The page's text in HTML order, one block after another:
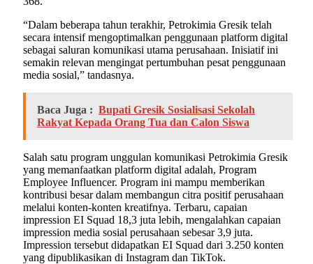
“Dalam beberapa tahun terakhir, Petrokimia Gresik telah
secara intensif mengoptimalkan penggunaan platform digital
sebagai saluran komunikasi utama perusahaan. Inisiatif ini
semakin relevan mengingat pertumbuhan pesat penggunaan
media sosial,” tandasnya.
Baca Juga : Bupati Gresik Sosialisasi Sekolah
Rakyat Kepada Orang Tua dan Calon Siswa
Salah satu program unggulan komunikasi Petrokimia Gresik
yang memanfaatkan platform digital adalah, Program
Employee Influencer. Program ini mampu memberikan
kontribusi besar dalam membangun citra positif perusahaan
melalui konten-konten kreatifnya. Terbaru, capaian
impression EI Squad 18,3 juta lebih, mengalahkan capaian
impression media sosial perusahaan sebesar 3,9 juta.
Impression tersebut didapatkan EI Squad dari 3.250 konten
yang dipublikasikan di Instagram dan TikTok.